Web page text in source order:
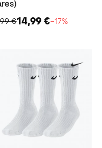
€14,99 €−17%